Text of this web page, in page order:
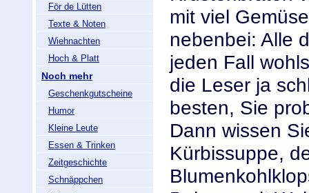
För de Lütten
Texte & Noten
Wiehnachten
Hoch & Platt
Noch mehr
Geschenkgutscheine
Humor
Kleine Leute
Essen & Trinken
Zeitgeschichte
Schnäppchen
mit viel
nebenbei: Alle
jeden Fall
die Leser ja
besten, Sie
Dann wissen
Kürbissuppe,